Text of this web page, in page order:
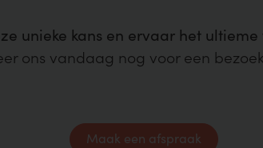
unieke kans en ervaar het ultieme
ons vandaag nog voor een
Maak een afspraak